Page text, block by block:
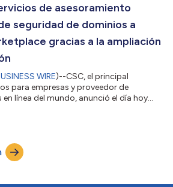
tradicionales, como apagones
C...
de asesoramiento
seguridad de dominios a
gracias a la ampliación
WIRE)--CSC, el principal
para empresas y proveedor de
línea del mundo, anunció el día hoy
las empresas asesoramiento avanzado
y asistencia en seguridad para
plazo de solicitud del...